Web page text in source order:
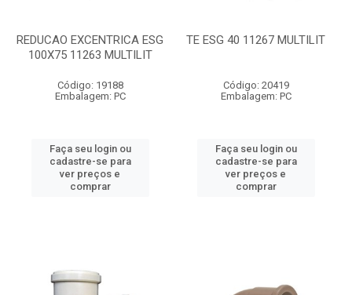
REDUCAO EXCENTRICA ESG
100X75 11263 MULTILIT
Código: 19188
Embalagem: PC
Faça seu login ou
cadastre-se para
ver preços e
comprar
TE ESG 40 11267 MULTILIT
Código: 20419
Embalagem: PC
Faça seu login ou
cadastre-se para
ver preços e
comprar